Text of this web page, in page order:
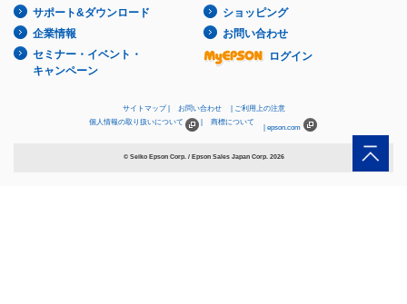
サポート&ダウンロード
ショッピング
企業情報
お問い合わせ
セミナー・イベント・
キャンペーン
ログイン
サイトマップ お問い合わせ
ご利用上の注意
個人情報の取り扱いについて
商標について
epson.com
© Seiko Epson Corp. / Epson Sales Japan Corp. 2026